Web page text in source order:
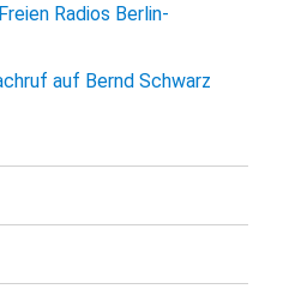
Radios Berlin-
auf Bernd Schwarz